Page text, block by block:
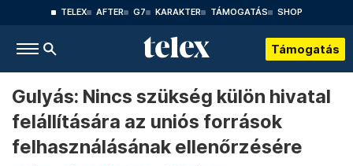
TELEX AFTER G7 KARAKTER TÁMOGATÁS SHOP
Támogatás
Gulyás: Nincs szükség külön hivatal
felállítására az uniós források
felhasználásának ellenőrzésére